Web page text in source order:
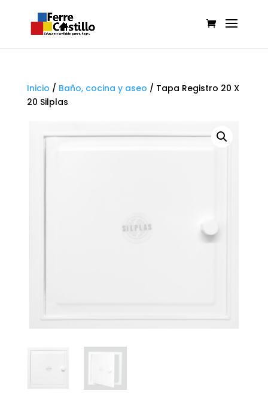
Inicio / Baño, cocina y aseo / Tapa Registro 20 X
20 Silplas